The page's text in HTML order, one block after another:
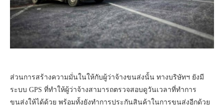
ส่วนการสร้างความมั่นในให้กับผู้ว่าจ้างขนส่งนั้น ทางบริษัทฯ ยังมี
ระบบ GPS ที่ทำให้ผู้ว่าจ้างสามารถตรวจสอบดูวันเวลาที่ทำการ
ขนส่งให้ได้ด้วย พร้อมทั้งยังทำการประกันสินค้าในการขนส่งอีกด้วย